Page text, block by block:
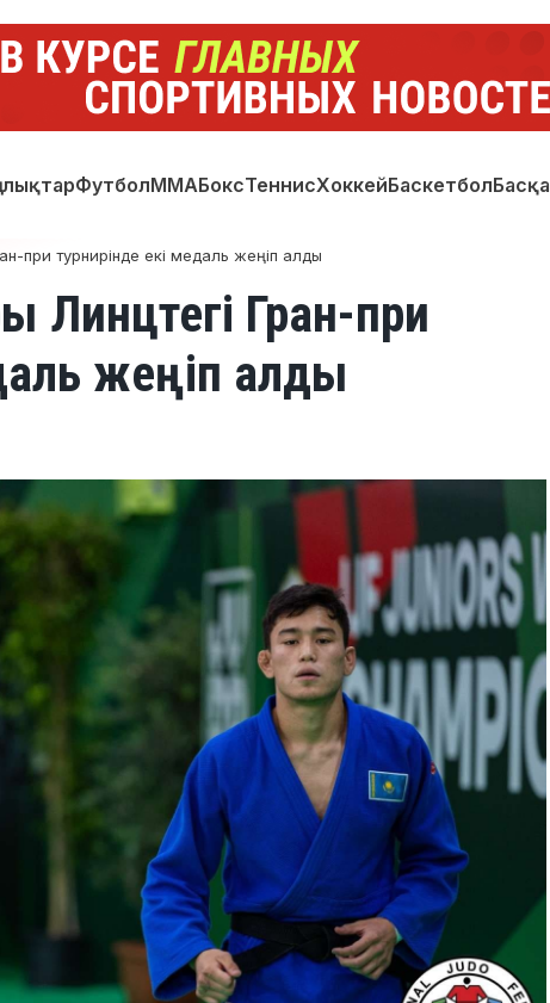
ФутболММАБоксТеннисХоккейБаскетболБасқа
при турнирінде екі медаль жеңіп алды
Линцтегі Гран-при
жеңіп алды